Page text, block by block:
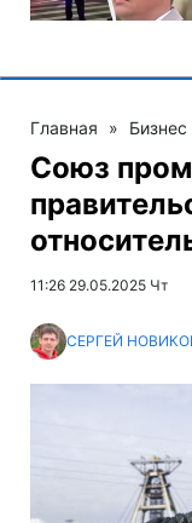
Главная » Бизнес
Союз
11:26 29.05.2025 Чт
СЕРГЕЙ